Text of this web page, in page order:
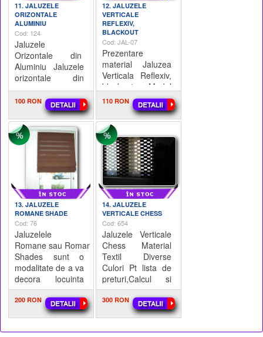
11. JALUZELE
ORIZONTALE
ALUMINIU
Cod: 124
Jaluzele
Orizontale din
Aluminiu Jaluzele
orizontale din
aluminiu ,
ramanan tot
timpul o
constanta in
domeniul decorati
100 RON
12. JALUZELE
VERTICALE
REFLEXIV,
BLACKOUT
Cod: JAL-07
Prezentare
material Jaluzea
Verticala Reflexiv,
blackout: Model
cu dubla fata, una
cu model, o
singura culoare
(UNI), si pe verso
are o pelicula
gumata ARGINTI
110 RON
13. JALUZELE
ROMANE SHADE
Cod: 76
Jaluzelele
Romane sau Roman
Shades sunt o
modalitate de a va
decora locuinta
intr-unul din cele
mai moderne si
mai elegante
200 RON
14. JALUZELE
VERTICALE CHESS
Cod: 654
Jaluzele Verticale
Chess Material
Textil Diverse
Culori Pt lista de
preturi,Calcul si
Oferta asteptam
E-mail
300 RON